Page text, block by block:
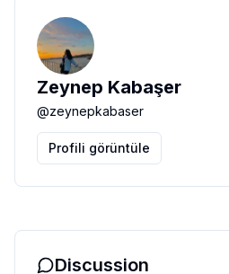
Zeynep Kabaşer
@zeynepkabaser
Profili görüntüle
Discussion